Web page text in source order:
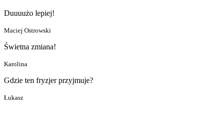
Duuuużo lepiej!
Maciej Ostrowski
Świetna zmiana!
Karolina
Gdzie ten fryzjer przyjmuje?
Łukasz